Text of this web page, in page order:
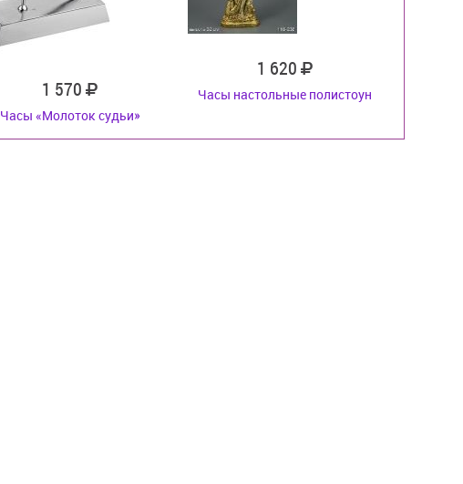
1 570
Часы «Молоток судьи»
1 620
Часы настольные полистоун